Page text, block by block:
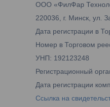
ООО «ФилФар
220036, г. Минск, ул.
Дата регистрации в
Номер в Торговом
УНП: 192123248
Регистрационный
Дата регистрации
Ссылка на